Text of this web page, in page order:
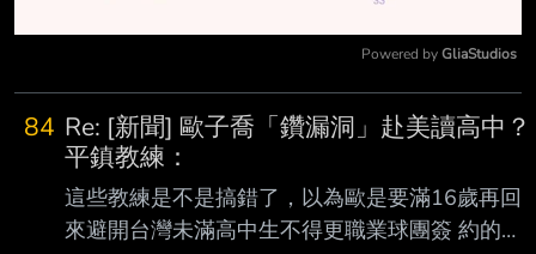
Powered by GliaStudios
84 Re: [新聞] 歐子喬「鑽漏洞」赴美讀高中？
平鎮教練：
這些教練是不是搞錯了，以為歐是要滿16歲再回
來避開台灣未滿高中生不得更職業球團簽 約的規